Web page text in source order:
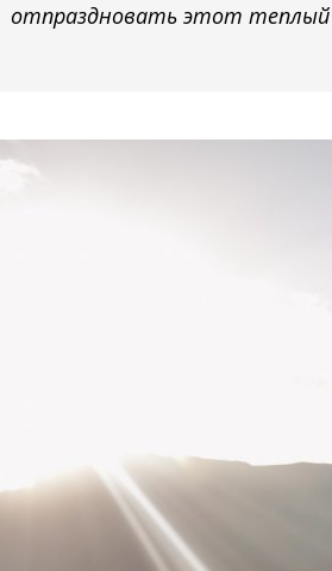
отпраздновать этот теплый